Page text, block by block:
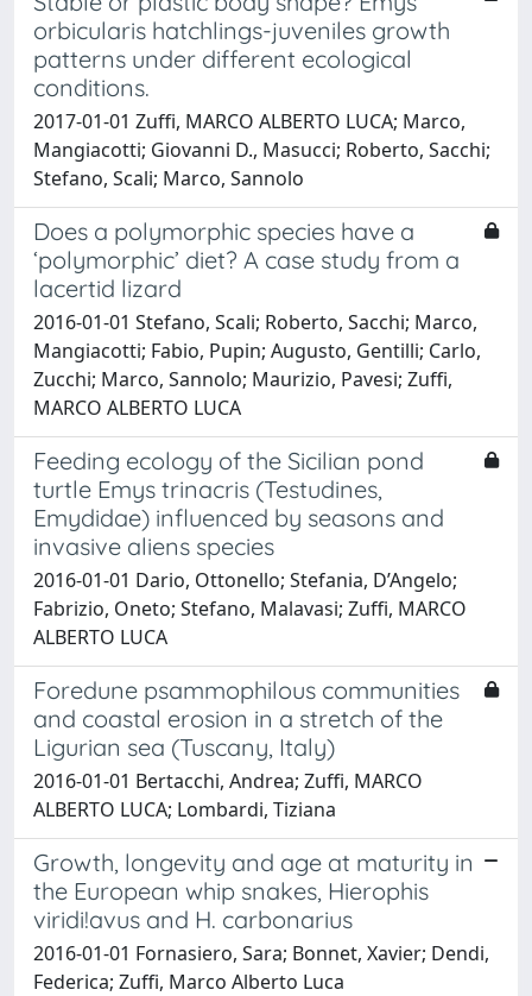
orbicularis hatchlings-juveniles growth
patterns under different ecological
conditions.
2017-01-01 Zuffi, MARCO ALBERTO LUCA; Marco,
Mangiacotti; Giovanni D., Masucci; Roberto, Sacchi;
Stefano, Scali; Marco, Sannolo
Does a polymorphic species have a
‘polymorphic’ diet? A case study from a
lacertid lizard
2016-01-01 Stefano, Scali; Roberto, Sacchi; Marco,
Mangiacotti; Fabio, Pupin; Augusto, Gentilli; Carlo,
Zucchi; Marco, Sannolo; Maurizio, Pavesi; Zuffi,
MARCO ALBERTO LUCA
Feeding ecology of the Sicilian pond
turtle Emys trinacris (Testudines,
Emydidae) influenced by seasons and
invasive aliens species
2016-01-01 Dario, Ottonello; Stefania, D’Angelo;
Fabrizio, Oneto; Stefano, Malavasi; Zuffi, MARCO
ALBERTO LUCA
Foredune psammophilous communities
and coastal erosion in a stretch of the
Ligurian sea (Tuscany, Italy)
2016-01-01 Bertacchi, Andrea; Zuffi, MARCO
ALBERTO LUCA; Lombardi, Tiziana
Growth, longevity and age at maturity in
the European whip snakes, Hierophis
viridi!avus and H. carbonarius
2016-01-01 Fornasiero, Sara; Bonnet, Xavier; Dendi,
Federica; Zuffi, Marco Alberto Luca